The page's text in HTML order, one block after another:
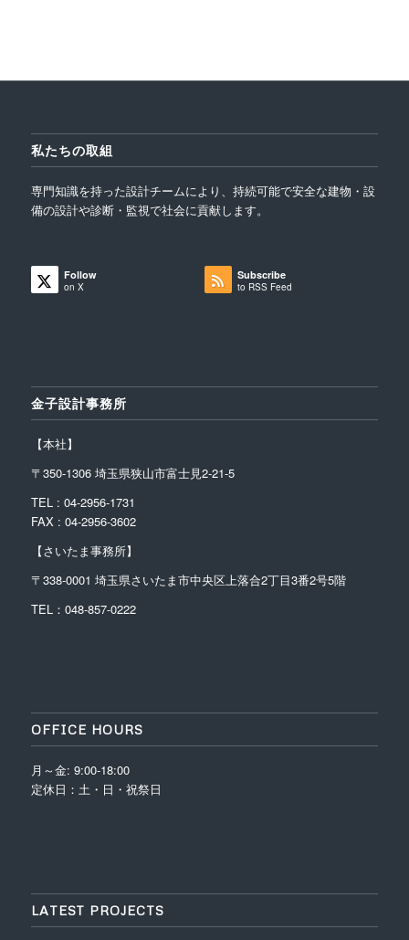
私たちの取組
専門知識を持った設計チームにより、持続可能で安全な建物・設
備の設計や診断・監視で社会に貢献します。
Follow
on X
Subscribe
to RSS Feed
金子設計事務所
【本社】
〒350-1306 埼玉県狭山市富士見2-21-5
TEL : 04-2956-1731
FAX : 04-2956-3602
【さいたま事務所】
〒338-0001 埼玉県さいたま市中央区上落合2丁目3番2号5階
TEL：048-857-0222
OFFICE HOURS
月～金: 9:00-18:00
定休日：土・日・祝祭日
LATEST PROJECTS